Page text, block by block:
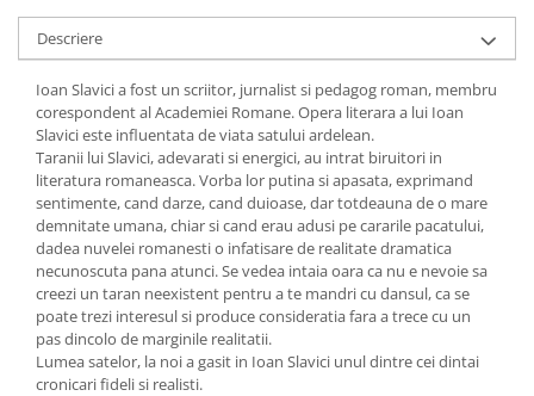
Descriere
Ioan Slavici a fost un scriitor, jurnalist si pedagog roman, membru
corespondent al Academiei Romane. Opera literara a lui Ioan
Slavici este influentata de viata satului ardelean.
Taranii lui Slavici, adevarati si energici, au intrat biruitori in
literatura romaneasca. Vorba lor putina si apasata, exprimand
sentimente, cand darze, cand duioase, dar totdeauna de o mare
demnitate umana, chiar si cand erau adusi pe cararile pacatului,
dadea nuvelei romanesti o infatisare de realitate dramatica
necunoscuta pana atunci. Se vedea intaia oara ca nu e nevoie sa
creezi un taran neexistent pentru a te mandri cu dansul, ca se
poate trezi interesul si produce consideratia fara a trece cu un
pas dincolo de marginile realitatii.
Lumea satelor, la noi a gasit in Ioan Slavici unul dintre cei dintai
cronicari fideli si realisti.